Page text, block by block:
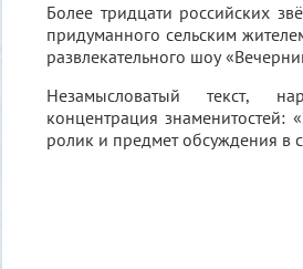
Более тридцати российских
придуманного сельским
развлекательного шоу
Незамысловатый текст,
концентрация знаменитостей:
ролик и предмет обсуждения в